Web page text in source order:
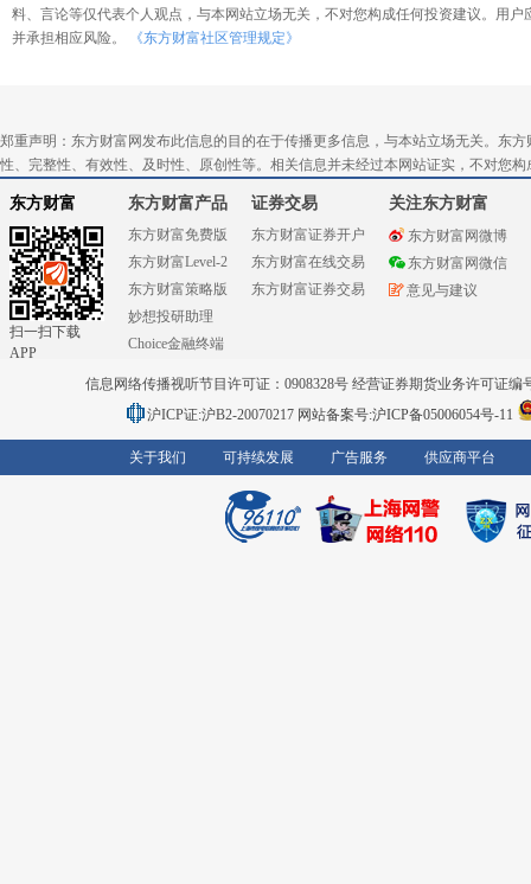
料、言论等仅代表个人观点，与本网站立场无关，不对您构成任何投资建议。用
并承担相应风险。
《东方财富社区管理规定》
郑重声明：东方财富网发布此信息的目的在于传播更多信息，与本站立场无关。东
性、完整性、有效性、及时性、原创性等。相关信息并未经过本网站证实，不对您
东方财富
扫一扫下载
APP
东方财富产品
东方财富免费版
东方财富Level-2
东方财富策略版
妙想投研助理
Choice金融终端
证券交易
东方财富证券开户
东方财富在线交易
东方财富证券交易
关注东方财富
东方财富网微博
东方财富网微信
意见与建议
信息网络传播视听节目许可证：0908328号 经营证券期货业务许可证编
沪ICP证:沪B2-20070217 网站备案号:沪ICP备05006054号-11
关于我们 可持续发展 广告服务 供应商平台